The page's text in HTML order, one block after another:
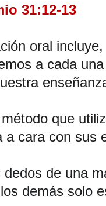
31:12-13
oral
a cada
que
a cara con sus
dedos de una
demás solo